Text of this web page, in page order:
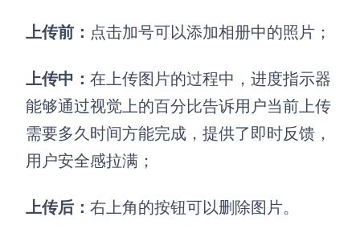
上传前： 点击加号可以添加相册中的照片；
上传中： 在上传图片的过程中，进度指示器
能够通过视觉上的百分比告诉用户当前上传
需要多久时间方能完成，提供了即时反馈，
用户安全感拉满；
上传后： 右上角的按钮可以删除图片。